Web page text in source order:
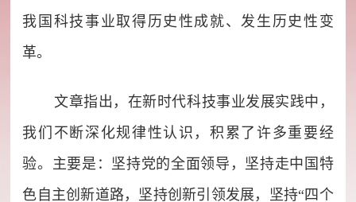
我国科技事业取得历史性成就、发生历史性变
革。
文章指出，在新时代科技事业发展实践中，
我们不断深化规律性认识，积累了许多重要经
验。主要是：坚持党的全面领导，坚持走中国特
色自主创新道路，坚持创新引领发展，坚持“四个